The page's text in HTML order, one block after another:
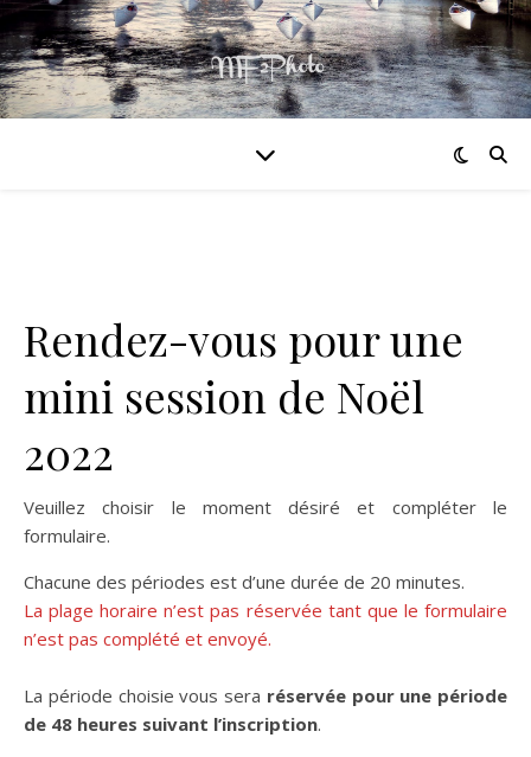
Rendez-vous pour une
mini session de Noël
2022
Veuillez choisir le moment désiré et compléter le
formulaire.
Chacune des périodes est d’une durée de 20 minutes.
La plage horaire n’est pas réservée tant que le formulaire
n’est pas complété et envoyé.
La période choisie vous sera réservée pour une période
de 48 heures suivant l’inscription.